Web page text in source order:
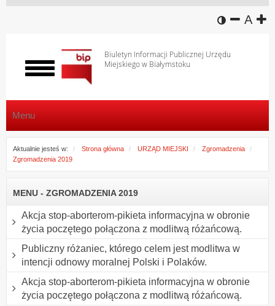
wersja
A
Biuletyn Informacji Publicznej Urzędu
Miejskiego w Białymstoku
Włącz
menu
Menu
Aktualnie jesteś w: Strona główna URZĄD MIEJSKI
Zgromadzenia
Zgromadzenia 2019
MENU - ZGROMADZENIA 2019
Akcja stop-aborterom-pikieta informacyjna w obronie
życia poczętego połączona z modlitwą różańcową.
Publiczny różaniec, którego celem jest modlitwa w
intencji odnowy moralnej Polski i Polaków.
Akcja stop-aborterom-pikieta informacyjna w obronie
życia poczętego połączona z modlitwą różańcową.